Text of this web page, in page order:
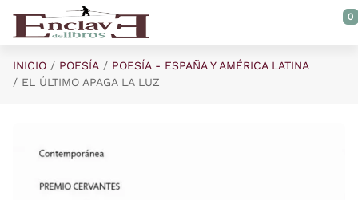
Saltar al contenido principal
0
INICIO POESÍA
POESÍA - ESPAÑA Y AMÉRICA LATINA
EL ÚLTIMO APAGA LA LUZ